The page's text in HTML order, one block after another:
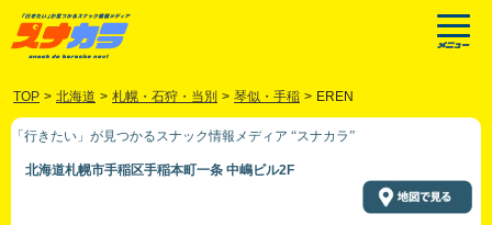
TOP > 北海道 > 札幌・石狩・当別 > 琴似・手稲 > EREN
「行きたい」が見つかるスナック情報メディア “スナカラ”
北海道札幌市手稲区手稲本町一条 中嶋ビル2F